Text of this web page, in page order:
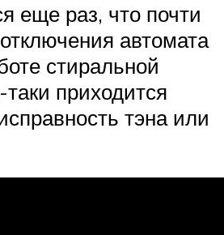
еще раз, что почти
автомата
стиральной
приходится
тэна или